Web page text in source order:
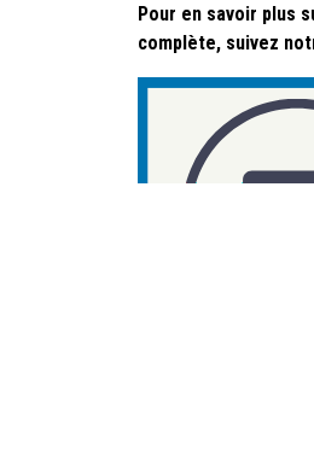
Pour en savoir plus
complète, suivez